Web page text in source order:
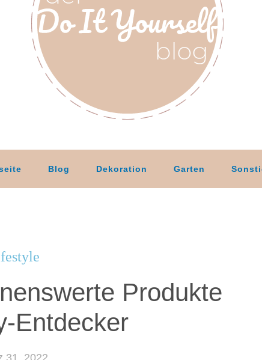
Blog Dekoration Garten
Produkte
Entdecker
31, 2022